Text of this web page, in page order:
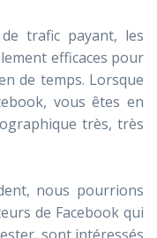
trafic payant, les
efficaces pour
de temps. Lorsque
vous êtes en
très, très
nous pourrions
de Facebook qui